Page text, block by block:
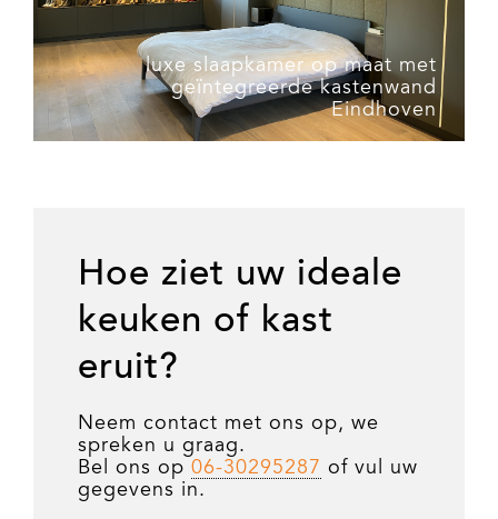
luxe slaapkamer op maat met
geïntegreerde kastenwand
Eindhoven
Hoe ziet uw ideale
keuken of kast
eruit?
Neem contact met ons op, we
spreken u graag.
Bel ons op 06-30295287 of vul uw
gegevens in.